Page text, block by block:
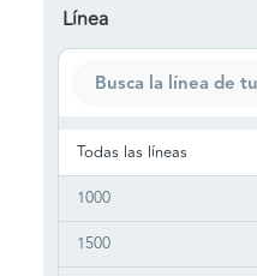
Línea
Todas las líneas
1000
1500